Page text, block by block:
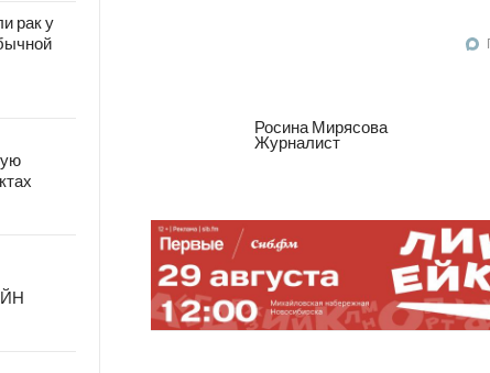
рак у
Росина Мирясова
Журналист